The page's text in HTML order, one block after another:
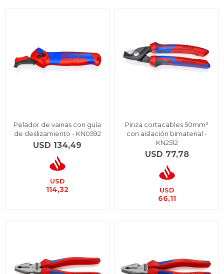
Pelador de vainas con guía
de deslizamiento - KN0592
USD 134,49
USD
114,32
Pinza cortacables 50mm²
con aislación bimaterial -
KN2512
USD 77,78
USD
66,11